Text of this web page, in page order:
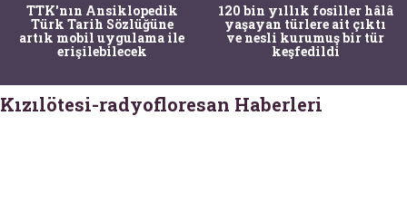
TTK'nın Ansiklopedik
Türk Tarih Sözlüğüne
artık mobil uygulama ile
erişilebilecek
120 bin yıllık fosiller hâlâ
yaşayan türlere ait çıktı
ve nesli kurumuş bir tür
keşfedildi
Kızılötesi-radyofloresan Haberleri